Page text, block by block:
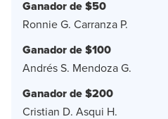
Ganador de $50
Ronnie G. Carranza P.
Ganador de $100
Andrés S. Mendoza G.
Ganador de $200
Cristian D. Asqui H.